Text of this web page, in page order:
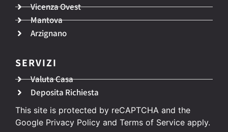
Vicenza Ovest
Mantova
Arzignano
SERVIZI
Valuta Casa
Deposita Richiesta
This site is protected by reCAPTCHA and the
Google Privacy Policy and Terms of Service apply.